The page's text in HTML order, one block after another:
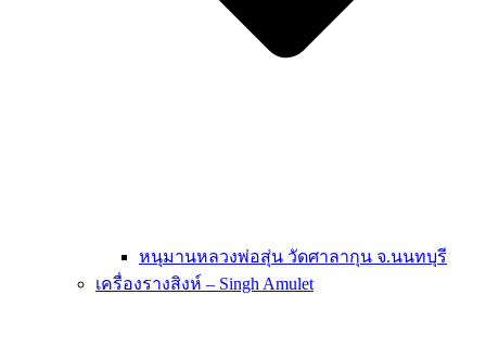
หนุมานหลวงพ่อสุ่น วัดศาลากุน จ.นนทบุรี
เครื่องรางสิงห์ – Singh Amulet